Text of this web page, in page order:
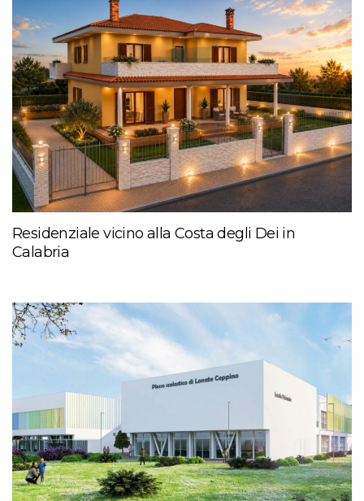
Residenziale vicino alla Costa degli Dei in
Calabria